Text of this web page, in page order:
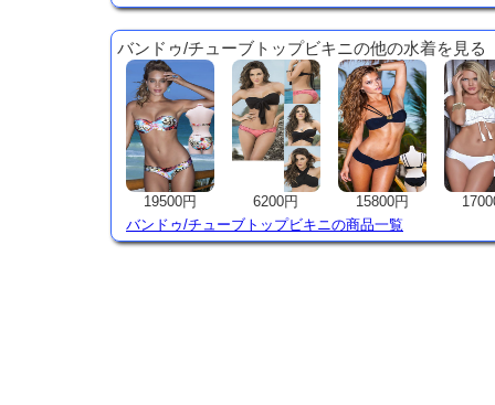
バンドゥ/チューブトップビキニの他の水着を見る
19500円 6200円 15800円
バンドゥ/チューブトップビキニの商品一覧